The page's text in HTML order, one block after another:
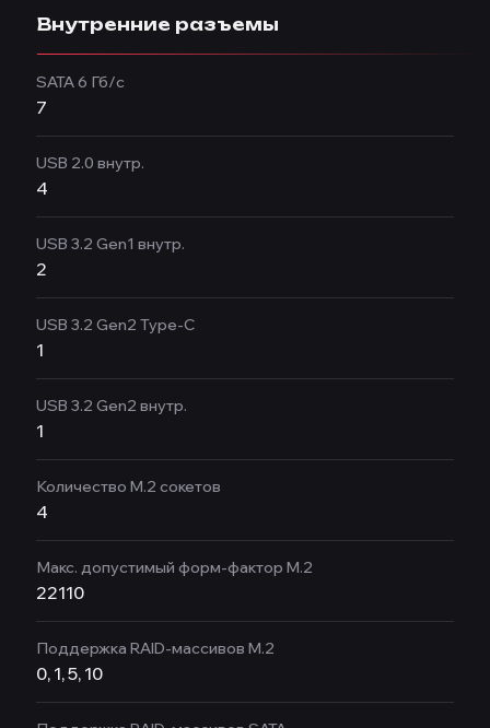
Внутренние разъемы
SATA 6 Гб/с
7
USB 2.0 внутр.
4
USB 3.2 Gen1 внутр.
2
USB 3.2 Gen2 Type-C
1
USB 3.2 Gen2 внутр.
1
Количество M.2 сокетов
4
Макс. допустимый форм-фактор M.2
22110
Поддержка RAID-массивов M.2
0, 1, 5, 10